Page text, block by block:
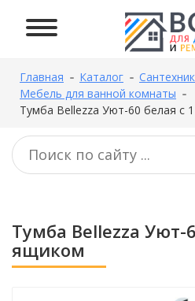
Главная Каталог
Мебель для ванной комнаты
Тумба Bellezza Уют-60 белая с
Тумба Bellezza Уют-
ящиком